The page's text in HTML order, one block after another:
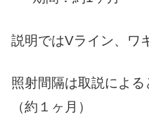
説明ではVライン、ワ
照射間隔は取説によ
（約１ヶ月）